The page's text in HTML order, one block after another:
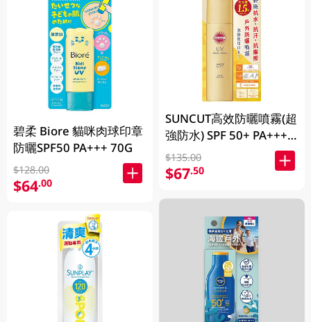
碧柔 Biore 貓咪肉球印章
防曬SPF50 PA+++ 70G
$128.00
$64.00
SUNCUT高效防曬噴霧(超
強防水) SPF 50+ PA++++
(90g)
$135.00
$67.50